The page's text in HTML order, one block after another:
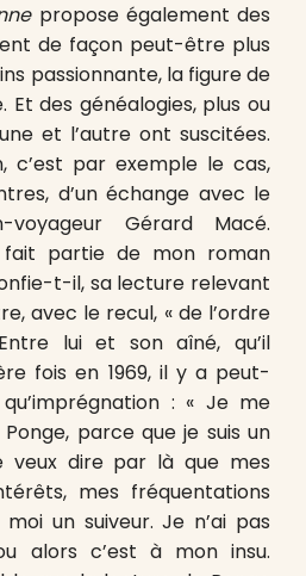
propose également des
de façon peut-être plus
passionnante, la figure de
des généalogies, plus ou
et l’autre ont suscitées.
c’est par exemple le cas,
d’un échange avec le
Gérard Macé.
fait partie de mon roman
t-il, sa lecture relevant
avec le recul, « de l’ordre
lui et son aîné, qu’il
fois en 1969, il y a peut-
: « Je me
parce que je suis un
veux dire par là que mes
mes fréquentations
un suiveur. Je n’ai pas
alors c’est à mon insu.